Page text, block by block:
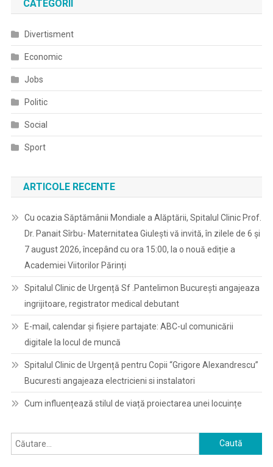
articole
CATEGORII
Divertisment
Economic
Jobs
Politic
Social
Sport
ARTICOLE RECENTE
Cu ocazia Săptămânii Mondiale a Alăptării, Spitalul Clinic Prof.
Dr. Panait Sîrbu- Maternitatea Giulești vă invită, în zilele de 6 și
7 august 2026, începând cu ora 15:00, la o nouă ediție a
Academiei Viitorilor Părinți
Spitalul Clinic de Urgență Sf .Pantelimon București angajeaza
ingrijitoare, registrator medical debutant
E-mail, calendar şi fişiere partajate: ABC-ul comunicării
digitale la locul de muncă
Spitalul Clinic de Urgență pentru Copii “Grigore Alexandrescu”
Bucuresti angajeaza electricieni si instalatori
Cum influențează stilul de viață proiectarea unei locuințe
Caută
după: